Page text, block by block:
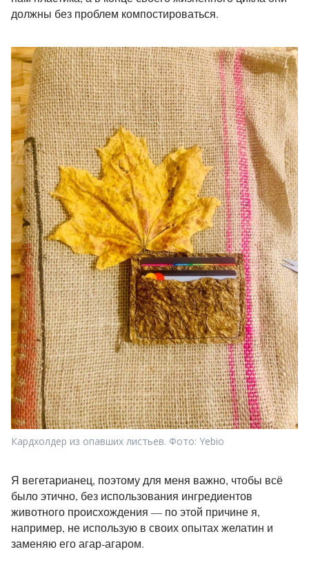
должны без проблем компостироваться.
Кардхолдер из опавших листьев. Фото: Yebio
Я вегетарианец, поэтому для меня важно, чтобы всё
было этично, без использования ингредиентов
животного происхождения — по этой причине я,
например, не использую в своих опытах желатин и
заменяю его агар-агаром.